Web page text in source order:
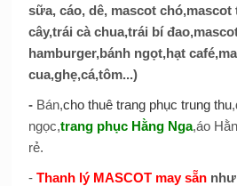
sữa, cáo, dê, mascot
cây,trái cà chua,trái bí
hamburger,bánh ngọt,hạt
cua,ghẹ,cá,tôm...)
- Bán,cho thuê trang phục trung thu
ngọc,trang phục Hằng Nga,áo
rẻ.
- Thanh lý MASCOT may sẵnnhư